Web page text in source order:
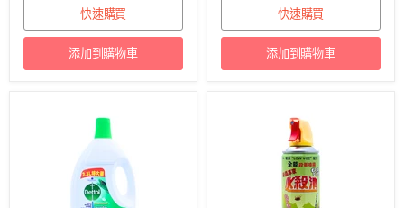
快速購買
添加到購物車
快速購買
添加到購物車